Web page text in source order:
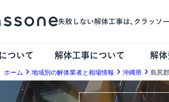
ついて 解体工事について 解
ホーム 地域別の解体業者と相場情報 沖縄県 島尻